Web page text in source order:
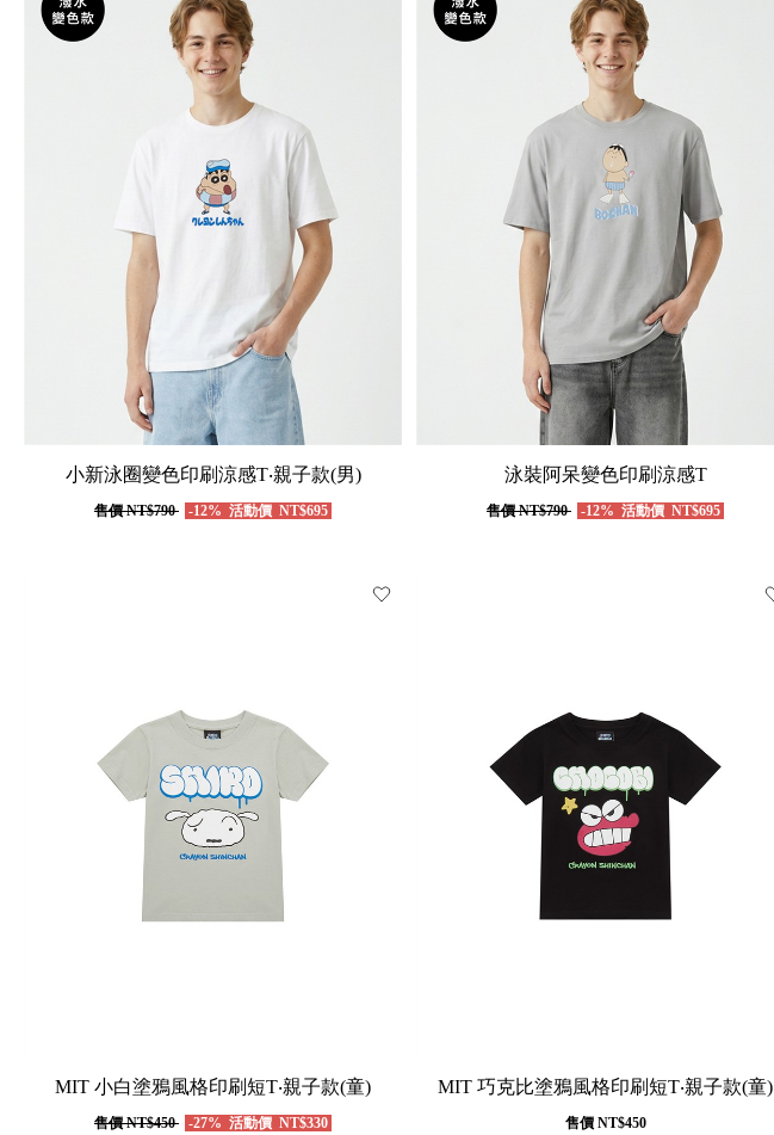
小新泳圈變色印刷涼感T‧親子款(男)
售價NT$790 -12% 活動價 NT$695
泳裝阿呆變色印刷涼感T
售價NT$790 -12% 活動價 NT$695
MIT 小白塗鴉風格印刷短T‧親子款(童)
售價NT$450 -27% 活動價 NT$330
MIT 巧克比塗鴉風格印刷短T‧親子款(童)
售價NT$450